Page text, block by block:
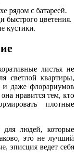
рядом с батареей.
быстрого цветения.
кустики.
листья не
светлой квартиры,
даже флорариумов
нравится тем, кто
плотные
людей, которые
это не лучший
эписция ведет себя